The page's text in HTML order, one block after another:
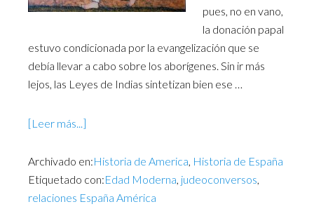
pues, no en vano,
la donación papal
estuvo condicionada por la evangelización que se
debía llevar a cabo sobre los aborígenes. Sin ir más
lejos, las Leyes de Indias sintetizan bien ese …
[Leer más...]
Archivado en:Historia de America, Historia de España
Etiquetado con:Edad Moderna, judeoconversos,
relaciones España América